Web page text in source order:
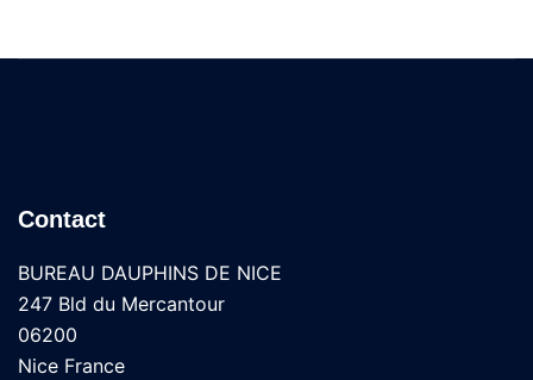
Contact
BUREAU DAUPHINS DE NICE
247 Bld du Mercantour
06200
Nice France